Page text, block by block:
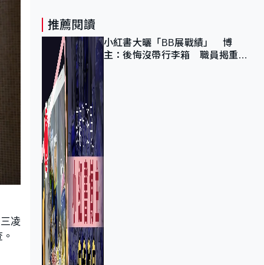
凌
推薦閱讀
小紅書大曬「BB展戰績」 博
主：後悔沒帶行李箱 職員揭重複